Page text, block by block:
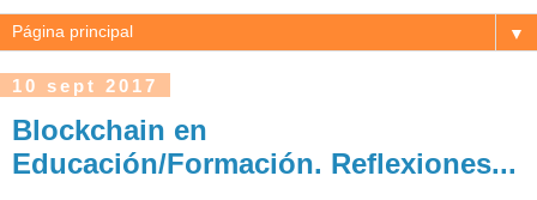
▼
10 sept 2017
Blockchain en
Educación/Formación. Reflexiones...